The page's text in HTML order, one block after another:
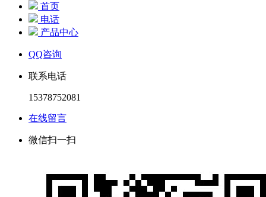
首页
电话
产品中心
QQ咨询
联系电话
15378752081
在线留言
微信扫一扫